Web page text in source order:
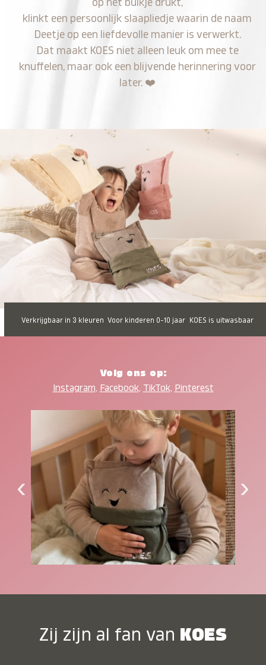
op het buikje drukt,
klinkt een persoonlijk slaapliedje waarin de naam
Deetje op een liefdevolle manier is verwerkt.
Dat maakt KOES niet alleen leuk om mee te
knuffelen, maar ook een blijvende herinnering voor
later. ❤️
Verkrijgbaar in 3 kleuren Voor kinderen 0-10 jaar KOES is uitwasbaar
Volg ons op:
Instagram, Facebook, TikTok, Pinterest
‹ ›
Zij zijn al fan van KOES